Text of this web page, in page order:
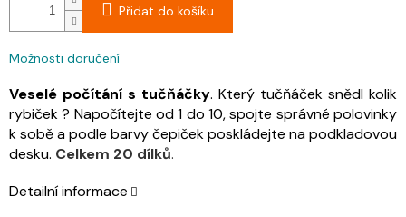
Přidat do košíku
Možnosti doručení
Veselé počítání s tučňáčky. Který tučňáček snědl kolik
rybiček ? Napočítejte od 1 do 10, spojte správné polovinky
k sobě a podle barvy čepiček poskládejte na podkladovou
desku. Celkem 20 dílků.
Detailní informace